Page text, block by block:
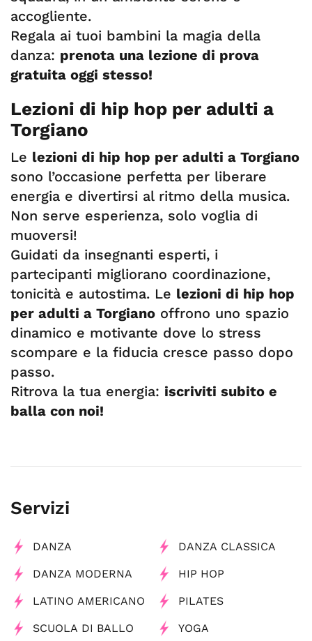
accogliente.
Regala ai tuoi bambini la magia della
danza: prenota una lezione di prova
gratuita oggi stesso!
Lezioni di hip hop per adulti a
Torgiano
Le lezioni di hip hop per adulti a Torgiano
sono l’occasione perfetta per liberare
energia e divertirsi al ritmo della musica.
Non serve esperienza, solo voglia di
muoversi!
Guidati da insegnanti esperti, i
partecipanti migliorano coordinazione,
tonicità e autostima. Le lezioni di hip hop
per adulti a Torgiano offrono uno spazio
dinamico e motivante dove lo stress
scompare e la fiducia cresce passo dopo
passo.
Ritrova la tua energia: iscriviti subito e
balla con noi!
Servizi
DANZA DANZA CLASSICA
DANZA MODERNA HIP HOP
LATINO AMERICANO PILATES
SCUOLA DI BALLO YOGA